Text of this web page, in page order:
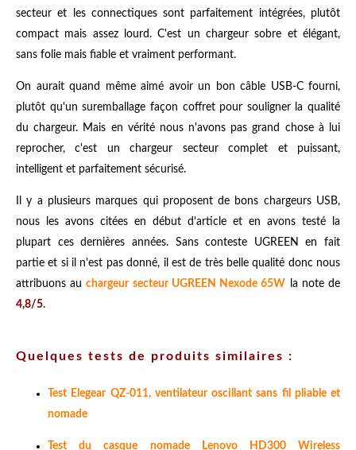
secteur et les connectiques sont parfaitement intégrées, plutôt
compact mais assez lourd. C'est un chargeur sobre et élégant,
sans folie mais fiable et vraiment performant.
On aurait quand même aimé avoir un bon câble USB-C fourni,
plutôt qu'un suremballage façon coffret pour souligner la qualité
du chargeur. Mais en vérité nous n'avons pas grand chose à lui
reprocher, c'est un chargeur secteur complet et puissant,
intelligent et parfaitement sécurisé.
Il y a plusieurs marques qui proposent de bons chargeurs USB,
nous les avons citées en début d'article et en avons testé la
plupart ces dernières années. Sans conteste UGREEN en fait
partie et si il n'est pas donné, il est de très belle qualité donc nous
attribuons auchargeur secteur UGREEN Nexode 65W la note de
4,8/5.
Quelques tests de produits similaires :
Test Elegear QZ-011, ventilateur oscillant sans fil pliable et
nomade
Test du casque nomade Lenovo HD300 Wireless